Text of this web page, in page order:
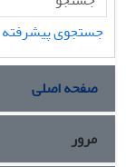
جستجوی پیشرفته
صفحه اصلی
مرور